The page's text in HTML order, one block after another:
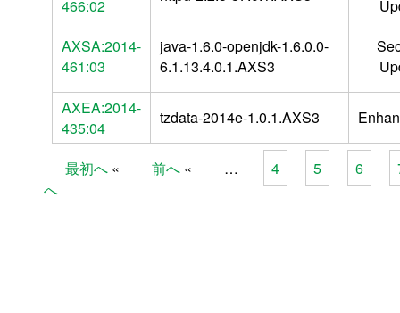
466:02
AXSA:2014-
461:03
java-1.6.0-openjdk-1.6.0.0-
6.1.13.4.0.1.AXS3
AXEA:2014-
435:04
tzdata-2014e-1.0.1.AXS3
Pages
最初へ 前へ … 4 5 6
へ